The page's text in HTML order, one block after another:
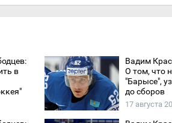
в
Вадим
О том, что
"Барысе",
до сборов
17 августа